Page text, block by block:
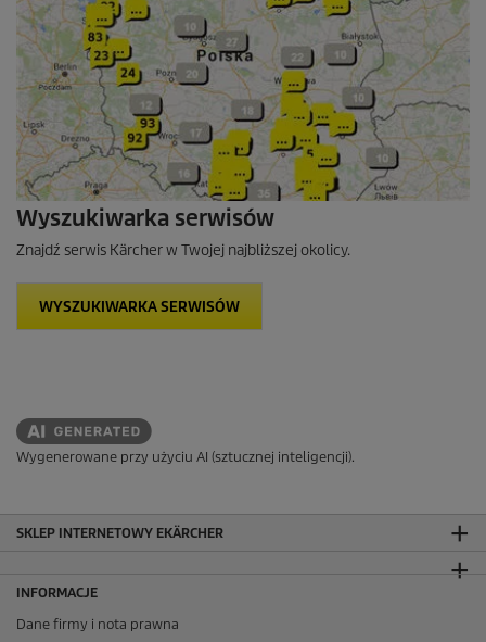
Wyszukiwarka serwisów
Znajdź serwis Kärcher w Twojej najbliższej okolicy.
WYSZUKIWARKA SERWISÓW
Wygenerowane przy użyciu AI (sztucznej inteligencji).
SKLEP INTERNETOWY EKÄRCHER
INFORMACJE
Dane firmy i nota prawna